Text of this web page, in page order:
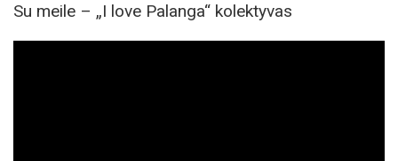
Su meile – „I love Palanga“ kolektyvas